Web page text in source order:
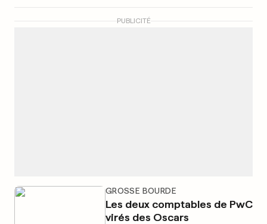
GROSSE BOURDE
Les deux comptables de PwC
virés des Oscars
PUBLICITÉ